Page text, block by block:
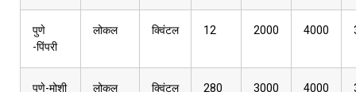
पुणे
-पिंपरी
लोकल क्विंटल 12 2000 4000
पुणे-मोशी लोकल क्विंटल 280 3000 4000